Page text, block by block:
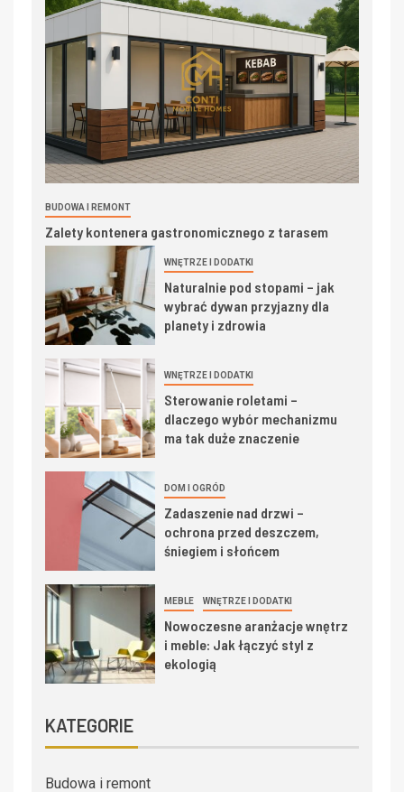
BUDOWA I REMONT
Zalety kontenera gastronomicznego z tarasem
WNĘTRZE I DODATKI
Naturalnie pod stopami – jak
wybrać dywan przyjazny dla
planety i zdrowia
WNĘTRZE I DODATKI
Sterowanie roletami –
dlaczego wybór mechanizmu
ma tak duże znaczenie
DOM I OGRÓD
Zadaszenie nad drzwi –
ochrona przed deszczem,
śniegiem i słońcem
MEBLE WNĘTRZE I DODATKI
Nowoczesne aranżacje wnętrz
i meble: Jak łączyć styl z
ekologią
KATEGORIE
Budowa i remont